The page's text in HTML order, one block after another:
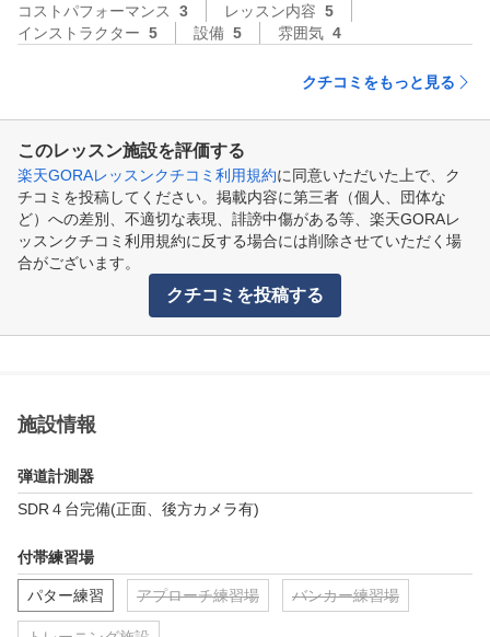
コストパフォーマンス
3 レッスン内容 5
インストラクター 5 設備 5 雰囲気 4
クチコミをもっと見る
このレッスン施設を評価する
楽天GORAレッスンクチコミ利用規約に同意いただいた上で、ク
チコミを投稿してください。掲載内容に第三者（個人、団体な
ど）への差別、不適切な表現、誹謗中傷がある等、楽天GORAレ
ッスンクチコミ利用規約に反する場合には削除させていただく場
合がございます。
クチコミを投稿する
施設情報
弾道計測器
SDR４台完備(正面、後方カメラ有)
付帯練習場
パター練習 アプローチ練習場 バンカー練習場